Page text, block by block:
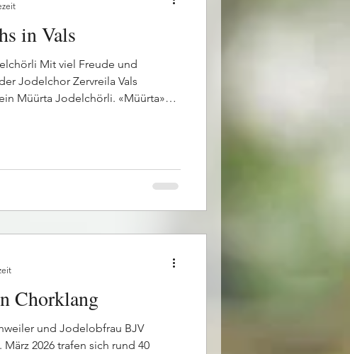
in Vals
Mit viel Freude und
Jodelchor Zervreila Vals
Müürta Jodelchörli. «Müürta»
ins neue Jodelchörli und
viel Begeisterung fürs Singen und
Chorklang
und Jodelobfrau BJV
2026 trafen sich rund 40